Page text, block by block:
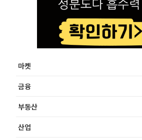
마켓
금융
부동산
산업